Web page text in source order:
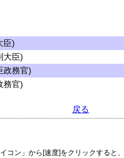
臣)
大臣)
政務官)
務官)
戻る
コン」から[速度]をクリックすると